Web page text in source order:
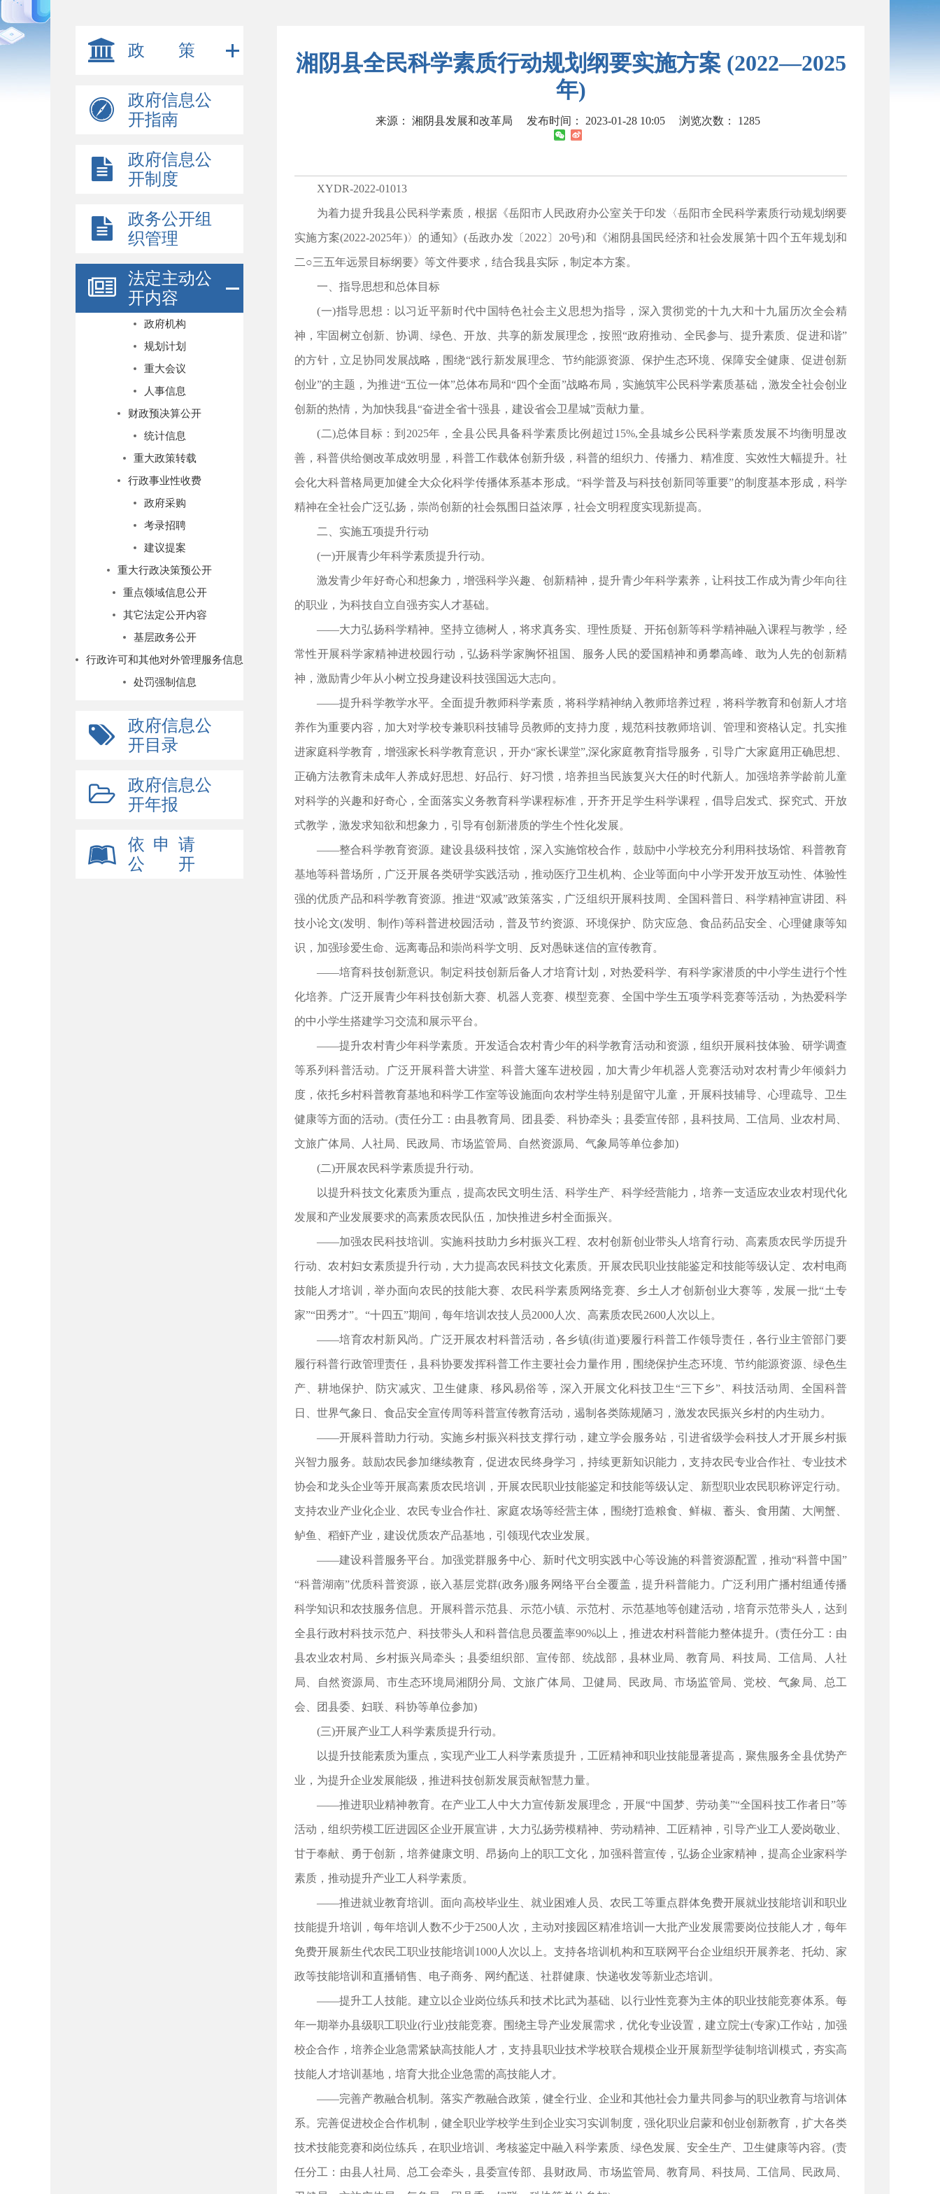
政 策
政府信息公
开指南
政府信息公
开制度
政务公开组
织管理
法定主动公
开内容
政府机构
规划计划
重大会议
人事信息
财政预决算公开
统计信息
重大政策转载
行政事业性收费
政府采购
考录招聘
建议提案
重大行政决策预公开
重点领域信息公开
其它法定公开内容
基层政务公开
行政许可和其他对外管理服务信息
处罚强制信息
政府信息公
开目录
政府信息公
开年报
依 申 请
公 开
湘阴县全民科学素质行动规划纲要实施方案 (2022—2025
年)
来源： 湘阴县发展和改革局 发布时间： 2023-01-28 10:05 浏览次数： 1285
XYDR-2022-01013
为着力提升我县公民科学素质，根据《岳阳市人民政府办公室关于印发〈岳阳市全民科学素质行动规划纲要
实施方案(2022-2025年)〉的通知》(岳政办发〔2022〕20号)和《湘阴县国民经济和社会发展第十四个五年规划和
二○三五年远景目标纲要》等文件要求，结合我县实际，制定本方案。
一、指导思想和总体目标
(一)指导思想：以习近平新时代中国特色社会主义思想为指导，深入贯彻党的十九大和十九届历次全会精
神，牢固树立创新、协调、绿色、开放、共享的新发展理念，按照“政府推动、全民参与、提升素质、促进和谐”
的方针，立足协同发展战略，围绕“践行新发展理念、节约能源资源、保护生态环境、保障安全健康、促进创新
创业”的主题，为推进“五位一体”总体布局和“四个全面”战略布局，实施筑牢公民科学素质基础，激发全社会创业
创新的热情，为加快我县“奋进全省十强县，建设省会卫星城”贡献力量。
(二)总体目标：到2025年，全县公民具备科学素质比例超过15%,全县城乡公民科学素质发展不均衡明显改
善，科普供给侧改革成效明显，科普工作载体创新升级，科普的组织力、传播力、精准度、实效性大幅提升。社
会化大科普格局更加健全大众化科学传播体系基本形成。“科学普及与科技创新同等重要”的制度基本形成，科学
精神在全社会广泛弘扬，崇尚创新的社会氛围日益浓厚，社会文明程度实现新提高。
二、实施五项提升行动
(一)开展青少年科学素质提升行动。
激发青少年好奇心和想象力，增强科学兴趣、创新精神，提升青少年科学素养，让科技工作成为青少年向往
的职业，为科技自立自强夯实人才基础。
——大力弘扬科学精神。坚持立德树人，将求真务实、理性质疑、开拓创新等科学精神融入课程与教学，经
常性开展科学家精神进校园行动，弘扬科学家胸怀祖国、服务人民的爱国精神和勇攀高峰、敢为人先的创新精
神，激励青少年从小树立投身建设科技强国远大志向。
——提升科学教学水平。全面提升教师科学素质，将科学精神纳入教师培养过程，将科学教育和创新人才培
养作为重要内容，加大对学校专兼职科技辅导员教师的支持力度，规范科技教师培训、管理和资格认定。扎实推
进家庭科学教育，增强家长科学教育意识，开办“家长课堂”,深化家庭教育指导服务，引导广大家庭用正确思想、
正确方法教育未成年人养成好思想、好品行、好习惯，培养担当民族复兴大任的时代新人。加强培养学龄前儿童
对科学的兴趣和好奇心，全面落实义务教育科学课程标准，开齐开足学生科学课程，倡导启发式、探究式、开放
式教学，激发求知欲和想象力，引导有创新潜质的学生个性化发展。
——整合科学教育资源。建设县级科技馆，深入实施馆校合作，鼓励中小学校充分利用科技场馆、科普教育
基地等科普场所，广泛开展各类研学实践活动，推动医疗卫生机构、企业等面向中小学开发开放互动性、体验性
强的优质产品和科学教育资源。推进“双减”政策落实，广泛组织开展科技周、全国科普日、科学精神宣讲团、科
技小论文(发明、制作)等科普进校园活动，普及节约资源、环境保护、防灾应急、食品药品安全、心理健康等知
识，加强珍爱生命、远离毒品和崇尚科学文明、反对愚昧迷信的宣传教育。
——培育科技创新意识。制定科技创新后备人才培育计划，对热爱科学、有科学家潜质的中小学生进行个性
化培养。广泛开展青少年科技创新大赛、机器人竞赛、模型竞赛、全国中学生五项学科竞赛等活动，为热爱科学
的中小学生搭建学习交流和展示平台。
——提升农村青少年科学素质。开发适合农村青少年的科学教育活动和资源，组织开展科技体验、研学调查
等系列科普活动。广泛开展科普大讲堂、科普大篷车进校园，加大青少年机器人竞赛活动对农村青少年倾斜力
度，依托乡村科普教育基地和科学工作室等设施面向农村学生特别是留守儿童，开展科技辅导、心理疏导、卫生
健康等方面的活动。(责任分工：由县教育局、团县委、科协牵头；县委宣传部，县科技局、工信局、业农村局、
文旅广体局、人社局、民政局、市场监管局、自然资源局、气象局等单位参加)
(二)开展农民科学素质提升行动。
以提升科技文化素质为重点，提高农民文明生活、科学生产、科学经营能力，培养一支适应农业农村现代化
发展和产业发展要求的高素质农民队伍，加快推进乡村全面振兴。
——加强农民科技培训。实施科技助力乡村振兴工程、农村创新创业带头人培育行动、高素质农民学历提升
行动、农村妇女素质提升行动，大力提高农民科技文化素质。开展农民职业技能鉴定和技能等级认定、农村电商
技能人才培训，举办面向农民的技能大赛、农民科学素质网络竞赛、乡土人才创新创业大赛等，发展一批“土专
家”“田秀才”。“十四五”期间，每年培训农技人员2000人次、高素质农民2600人次以上。
——培育农村新风尚。广泛开展农村科普活动，各乡镇(街道)要履行科普工作领导责任，各行业主管部门要
履行科普行政管理责任，县科协要发挥科普工作主要社会力量作用，围绕保护生态环境、节约能源资源、绿色生
产、耕地保护、防灾减灾、卫生健康、移风易俗等，深入开展文化科技卫生“三下乡”、科技活动周、全国科普
日、世界气象日、食品安全宣传周等科普宣传教育活动，遏制各类陈规陋习，激发农民振兴乡村的内生动力。
——开展科普助力行动。实施乡村振兴科技支撑行动，建立学会服务站，引进省级学会科技人才开展乡村振
兴智力服务。鼓励农民参加继续教育，促进农民终身学习，持续更新知识能力，支持农民专业合作社、专业技术
协会和龙头企业等开展高素质农民培训，开展农民职业技能鉴定和技能等级认定、新型职业农民职称评定行动。
支持农业产业化企业、农民专业合作社、家庭农场等经营主体，围绕打造粮食、鲜椒、蓄头、食用菌、大闸蟹、
鲈鱼、稻虾产业，建设优质农产品基地，引领现代农业发展。
——建设科普服务平台。加强党群服务中心、新时代文明实践中心等设施的科普资源配置，推动“科普中国”
“科普湖南”优质科普资源，嵌入基层党群(政务)服务网络平台全覆盖，提升科普能力。广泛利用广播村组通传播
科学知识和农技服务信息。开展科普示范县、示范小镇、示范村、示范基地等创建活动，培育示范带头人，达到
全县行政村科技示范户、科技带头人和科普信息员覆盖率90%以上，推进农村科普能力整体提升。(责任分工：由
县农业农村局、乡村振兴局牵头；县委组织部、宣传部、统战部，县林业局、教育局、科技局、工信局、人社
局、自然资源局、市生态环境局湘阴分局、文旅广体局、卫健局、民政局、市场监管局、党校、气象局、总工
会、团县委、妇联、科协等单位参加)
(三)开展产业工人科学素质提升行动。
以提升技能素质为重点，实现产业工人科学素质提升，工匠精神和职业技能显著提高，聚焦服务全县优势产
业，为提升企业发展能级，推进科技创新发展贡献智慧力量。
——推进职业精神教育。在产业工人中大力宣传新发展理念，开展“中国梦、劳动美”“全国科技工作者日”等
活动，组织劳模工匠进园区企业开展宣讲，大力弘扬劳模精神、劳动精神、工匠精神，引导产业工人爱岗敬业、
甘于奉献、勇于创新，培养健康文明、昂扬向上的职工文化，加强科普宣传，弘扬企业家精神，提高企业家科学
素质，推动提升产业工人科学素质。
——推进就业教育培训。面向高校毕业生、就业困难人员、农民工等重点群体免费开展就业技能培训和职业
技能提升培训，每年培训人数不少于2500人次，主动对接园区精准培训一大批产业发展需要岗位技能人才，每年
免费开展新生代农民工职业技能培训1000人次以上。支持各培训机构和互联网平台企业组织开展养老、托幼、家
政等技能培训和直播销售、电子商务、网约配送、社群健康、快递收发等新业态培训。
——提升工人技能。建立以企业岗位练兵和技术比武为基础、以行业性竞赛为主体的职业技能竞赛体系。每
年一期举办县级职工职业(行业)技能竞赛。围绕主导产业发展需求，优化专业设置，建立院士(专家)工作站，加强
校企合作，培养企业急需紧缺高技能人才，支持县职业技术学校联合规模企业开展新型学徒制培训模式，夯实高
技能人才培训基地，培育大批企业急需的高技能人才。
——完善产教融合机制。落实产教融合政策，健全行业、企业和其他社会力量共同参与的职业教育与培训体
系。完善促进校企合作机制，健全职业学校学生到企业实习实训制度，强化职业启蒙和创业创新教育，扩大各类
技术技能竞赛和岗位练兵，在职业培训、考核鉴定中融入科学素质、绿色发展、安全生产、卫生健康等内容。(责
任分工：由县人社局、总工会牵头，县委宣传部、县财政局、市场监管局、教育局、科技局、工信局、民政局、